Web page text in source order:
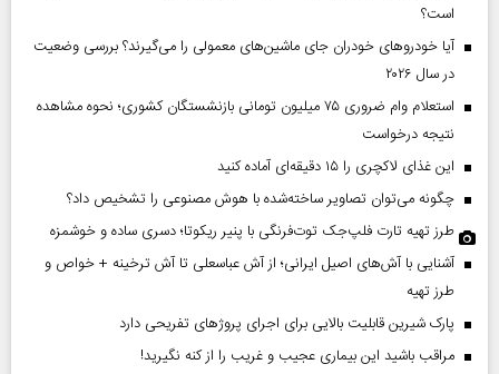
است؟
آیا خودروهای خودران جای ماشین‌های معمولی را می‌گیرند؟ بررسی وضعیت
در سال ۲۰۲۶
استعلام وام ضروری ۷۵ میلیون تومانی بازنشستگان کشوری؛ نحوه مشاهده
نتیجه درخواست
این غذای لاکچری را ۱۵ دقیقه‌ای آماده کنید
چگونه می‌توان تصاویر ساخته‌شده با هوش مصنوعی را تشخیص داد؟
طرز تهیه تارت فلپ‌جک توت‌فرنگی با پنیر ریکوتا؛ دسری ساده و خوشمزه
آشنایی با آش‌های اصیل ایرانی؛ از آش عباسعلی تا آش ترخینه + خواص و
طرز تهیه
پارک شیرین قابلیت‌ بالایی برای اجرای پروژهای تفریحی دارد
مراقب باشید این بیماری عجیب و غریب را از کنه نگیرید!